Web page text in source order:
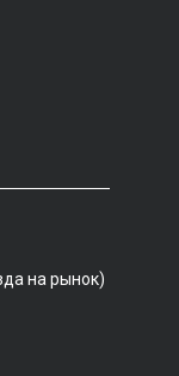
на рынок)